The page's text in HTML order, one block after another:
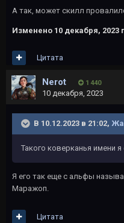
А так, может скилл
Изменено 10 декабря, 2023
Цитата
Nerot 1 440
10 декабря, 2023
В 10.12.2023 в 21:02,
Такого коверканья имени
Я его так еще с альфы
Маражоп.
Цитата